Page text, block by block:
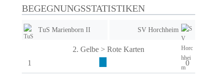
BEGEGNUNGSSTATISTIKEN
TuS Marienborn II SV Horchheim
2. Gelbe > Rote Karten
1
0